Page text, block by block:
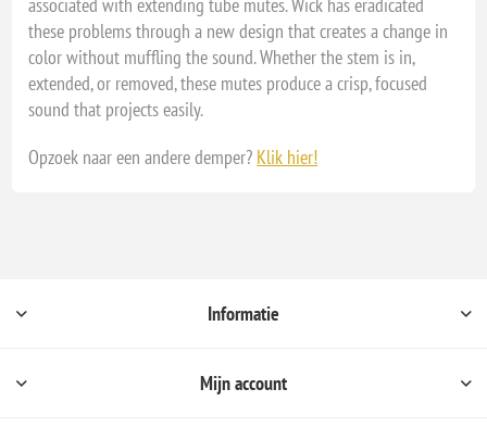
these problems through a new design that creates a change in
color without muffling the sound. Whether the stem is in,
extended, or removed, these mutes produce a crisp, focused
sound that projects easily.
Opzoek naar een andere demper? Klik hier!
Informatie
Mijn account